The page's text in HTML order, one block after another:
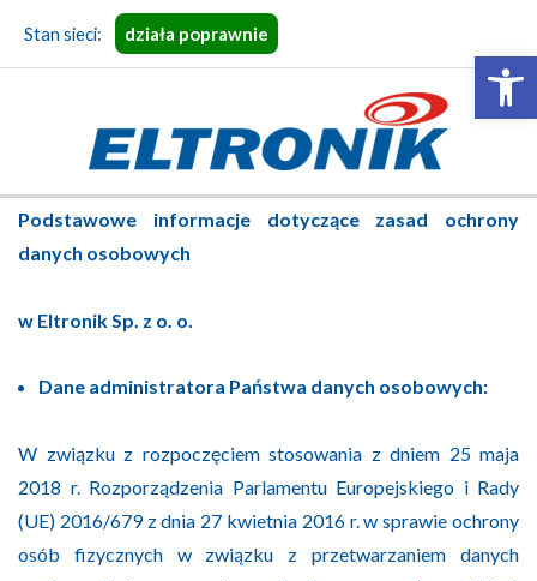
Stan sieci: działa poprawnie
ELTRONIK
Primary
Navigation
Podstawowe informacje dotyczące zasad ochrony
danych osobowych
w Eltronik Sp. z o. o.
Dane administratora Państwa danych osobowych:
W związku z rozpoczęciem stosowania z dniem 25 maja
2018 r. Rozporządzenia Parlamentu Europejskiego i Rady
(UE) 2016/679 z dnia 27 kwietnia 2016 r. w sprawie ochrony
osób fizycznych w związku z przetwarzaniem danych